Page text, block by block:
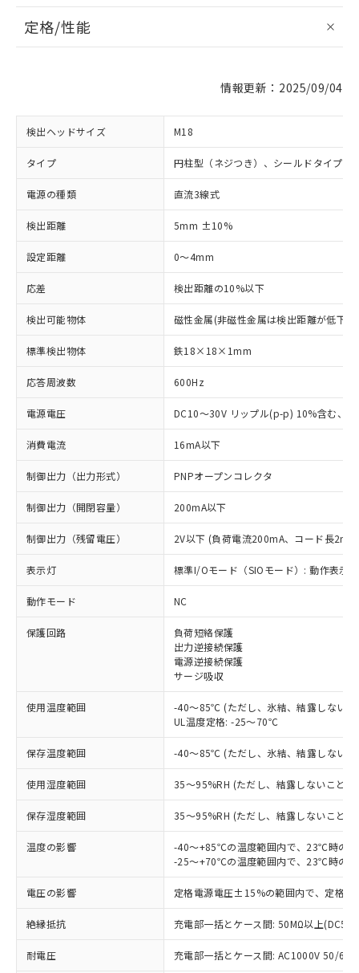
定格/性能
情報更新：2025/09/04
検出ヘッドサイズ M18
タイプ 円柱型（ネジつき）、シールドタイプ
電源の種類 直流3線式
検出距離 5mm ±10%
設定距離 0～4mm
応差 検出距離の10%以下
検出可能物体 磁性金属(非磁性金属は検出距離が低下し
標準検出物体 鉄18×18×1mm
応答周波数 600Hz
電源電圧 DC10～30V リップル(p-p) 10%含む、
消費電流 16mA以下
制御出力（出力形式） PNPオープンコレクタ
制御出力（開閉容量） 200mA以下
制御出力（残留電圧） 2V以下 (負荷電流200mA、コード長2m
表示灯 標準I/Oモード（SIOモード）: 動作表示
動作モード NC
保護回路
負荷短絡保護
出力逆接続保護
電源逆接続保護
サージ吸収
使用温度範囲
-40～85℃ (ただし、氷結、結露しないこ
UL温度定格: -25～70℃
保存温度範囲 -40～85℃ (ただし、氷結、結露しないこ
使用湿度範囲 35～95%RH (ただし、結露しないこと)
保存湿度範囲 35～95%RH (ただし、結露しないこと)
温度の影響
-40～+85℃の温度範囲内で、23℃時の
-25～+70℃の温度範囲内で、23℃時の
電圧の影響 定格電源電圧±15%の範囲内で、定格
絶縁抵抗 充電部一括とケース間: 50MΩ以上
耐電圧 充電部一括とケース間: AC1000V 50/
ご利用条件
ご利用ください。
本サービスは、当社制御機器事業取扱
商品の当社在庫状況および標準価格
(税抜)を提供させていただくもので
当社制御機器事業取扱商品の中には、
本サービスの対象外となる商品もある
ことをご了承ください。
対応済み：EU RoHS指令（10物質）の
非含有に対応した製品が提供可能な商品で
有に対応した製品に切り替える予定のある
商品です。
対応予定なし：EU RoHS指令（10物質）の
非含有に非対応の商品で、対応品を出す予
調査・確認中：EU RoHS指令（10物質）の
非含有の対応状況を調査中または確認中の
非該当品：ライセンス料など無形物で、有
害物質有無と関係のない商品です。
仕入先様の事情により、非含有部品として
むを得ず変更することがあります。
※1 中国RoHS○×表
「○」：最大均質材料含有率が中国RoHSの
基準値以下であることを示します。
「×」：最大均質材料含有率が中国RoHSの
基準値を超えていることを示します。
「－」：未確認です。当社販売部門へお問
当社は、これら貴社製品のうち、外国